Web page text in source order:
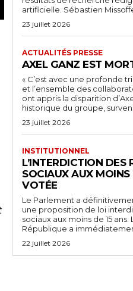
artificielle. Sébastien
23 juillet 2026
ACTUALITÉS PRESSE
AXEL GANZ EST
« C’est avec une profonde
et l’ensemble des
ont appris la disparition
historique du groupe,
23 juillet 2026
INSTITUTIONNEL
L’INTERDICTION DES
SOCIAUX AUX MOINS
VOTÉE
Le Parlement a
une proposition de loi
sociaux aux moins de 15
République a
22 juillet 2026